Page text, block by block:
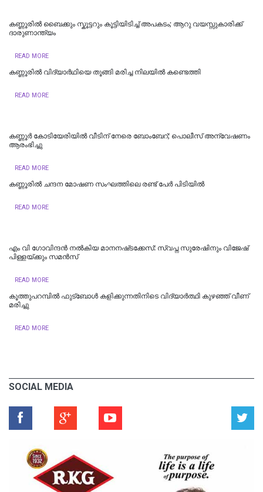
കണ്ണൂരില്‍ ബൈക്കും സ്കൂട്ടറും കൂട്ടിയിടിച്ച് അപകടം; ആറു വയസ്സുകാരിക്ക്
ദാരുണാന്ത്യം
READ MORE
കണ്ണൂരില്‍ വിദ്യാര്‍ഥിയെ തൂങ്ങി മരിച്ച നിലയില്‍ കണ്ടെത്തി
READ MORE
കണ്ണൂർ കോടിയേരിയിൽ വീടിന് നേരെ ബോംബേറ്; പൊലീസ് അന്വേഷണം
ആരംഭിച്ചു
READ MORE
കണ്ണൂരില്‍ ചന്ദന മോഷണ സംഘത്തിലെ രണ്ട് പേര്‍ പിടിയിൽ
READ MORE
എം വി ഗോവിന്ദൻ നൽകിയ മാനനഷ്‌ടക്കേസ്: സ്വപ്ന സുരേഷിനും വിജേഷ്‌
പിള്ളയ്‌ക്കും സമൻസ്‌
READ MORE
കൂത്തുപറമ്പിൽ ഫുട്ബോൾ കളിക്കുന്നതിനിടെ വിദ്യാർത്ഥി കുഴഞ്ഞ് വീണ്
മരിച്ചു
READ MORE
SOCIAL MEDIA